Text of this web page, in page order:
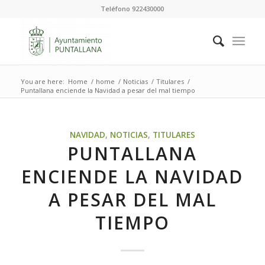
Teléfono 922430000
You are here: Home / home / Noticias / Titulares /
Puntallana enciende la Navidad a pesar del mal tiempo
NAVIDAD, NOTICIAS, TITULARES
PUNTALLANA
ENCIENDE LA NAVIDAD
A PESAR DEL MAL
TIEMPO